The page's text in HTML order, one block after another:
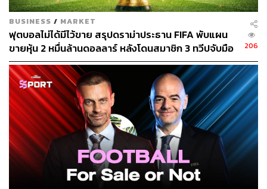
BUSINESS / MARKET
ฟุตบอลไม่ได้มีไว้ขาย สรุปดราม่าประธาน FIFA พับแผน
ขายหุ้น 2 หมื่นล้านดอลลาร์ หลังโดนสมาชิก 3 ทวีปจับมือ
คว่ำบาตร
206